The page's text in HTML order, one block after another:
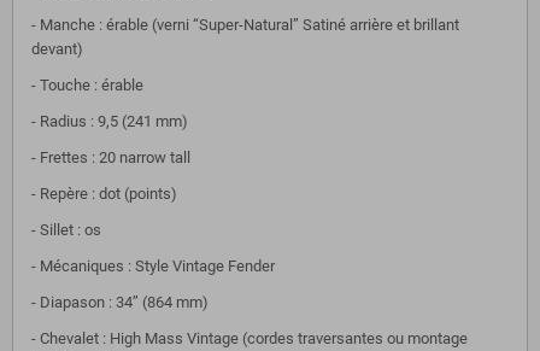
- Manche : érable (verni “Super-Natural” Satiné arrière et brillant
devant)
- Touche : érable
- Radius : 9,5 (241 mm)
- Frettes : 20 narrow tall
- Repère : dot (points)
- Sillet : os
- Mécaniques : Style Vintage Fender
- Diapason : 34’’ (864 mm)
- Chevalet : High Mass Vintage (cordes traversantes ou montage